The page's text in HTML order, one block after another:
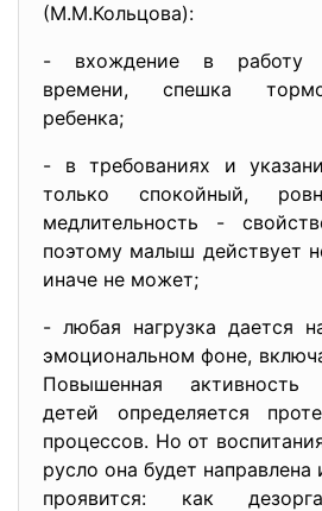
(М.М.Кольцова):
- вхождение в работу
времени, спешка
ребенка;
- в требованиях и
только спокойный,
медлительность -
поэтому малыш действует
иначе не может;
- любая нагрузка дается
эмоциональном фоне,
Повышенная активность
детей определяется
процессов. Но от
русло она будет направлена
проявится: как